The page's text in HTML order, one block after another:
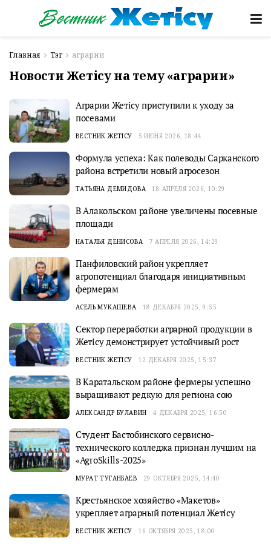
Главная Тэг аграрии
Новости Жетісу на тему «аграрии»
Аграрии Жетісу приступили к уходу за
посевами
ВЕСТНИК ЖЕТІСУ 5 ИЮНЯ 2026, 18:44
Формула успеха: Как полеводы Сарканского
района встретили новый агросезон
ТАТЬЯНА ДЕМИДОВА 18 АПРЕЛЯ 2026, 10:29
В Алакольском районе увеличены посевные
площади
НАТАЛЬЯ ДЕНИСОВА 7 АПРЕЛЯ 2026, 14:29
Панфиловский район укрепляет
агропотенциал благодаря инициативным
фермерам
АСЕЛЬ МУКАШЕВА 18 ДЕКАБРЯ 2025, 9:55
Сектор переработки аграрной продукции в
Жетісу демонстрирует устойчивый рост
ВЕСТНИК ЖЕТІСУ 12 ДЕКАБРЯ 2025, 15:37
В Каратальском районе фермеры успешно
выращивают редкую для региона сою
АЛЕКСАНДР БУЛАВИН 4 ДЕКАБРЯ 2025, 16:50
Студент Бастобинского сервисно-
технического колледжа признан лучшим на
«AgroSkills-2025»
МУРАТ ТУГАНБАЕВ 29 ОКТЯБРЯ 2025, 14:40
Крестьянское хозяйство «Макетов»
укрепляет аграрный потенциал Жетісу
ВЕСТНИК ЖЕТІСУ 16 ОКТЯБРЯ 2025, 18:00